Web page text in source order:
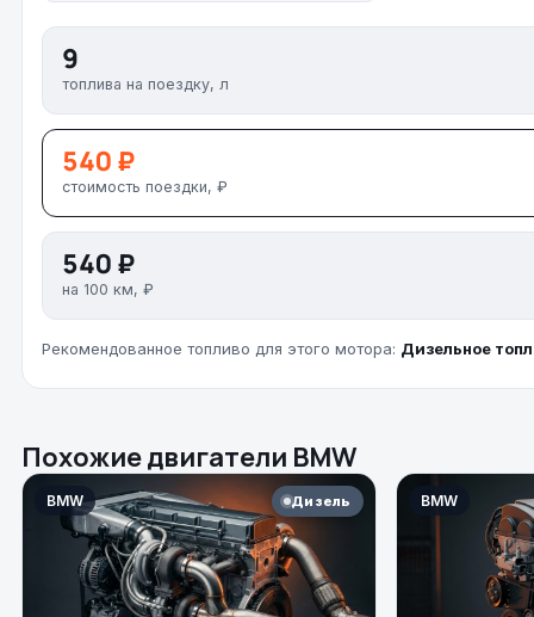
9
топлива на поездку, л
540 ₽
стоимость поездки, ₽
540 ₽
на 100 км, ₽
Рекомендованное топливо для этого мотора: Дизельное
Похожие двигатели BMW
BMW Дизель BMW